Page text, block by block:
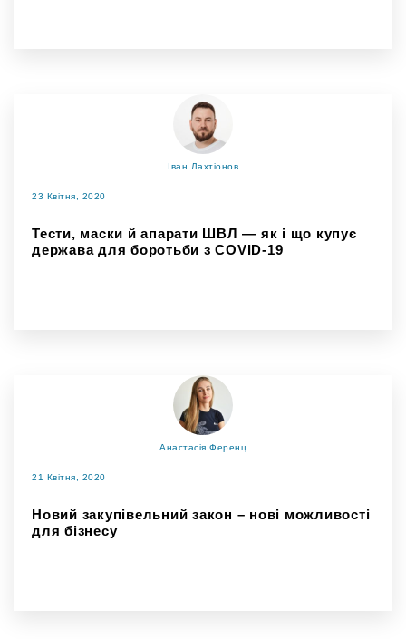
Іван Лахтіонов
23 Квітня, 2020
Тести, маски й апарати ШВЛ — як і що купує
держава для боротьби з COVID-19
Анастасія Ференц
21 Квітня, 2020
Новий закупівельний закон – нові можливості
для бізнесу